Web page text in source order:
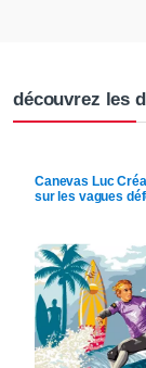
découvrez les
Canevas Luc
sur les vagues